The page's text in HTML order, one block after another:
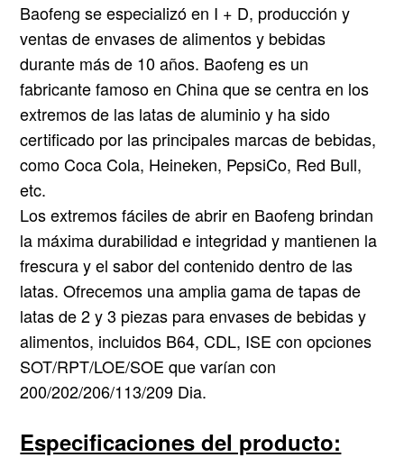
Baofeng se especializó en I + D, producción y
ventas de envases de alimentos y bebidas
durante más de 10 años. Baofeng es un
fabricante famoso en China que se centra en los
extremos de las latas de aluminio y ha sido
certificado por las principales marcas de bebidas,
como Coca Cola, Heineken, PepsiCo, Red Bull,
etc.
Los extremos fáciles de abrir en Baofeng brindan
la máxima durabilidad e integridad y mantienen la
frescura y el sabor del contenido dentro de las
latas. Ofrecemos una amplia gama de tapas de
latas de 2 y 3 piezas para envases de bebidas y
alimentos, incluidos B64, CDL, ISE con opciones
SOT/RPT/LOE/SOE que varían con
200/202/206/113/209 Dia.
Especificaciones del producto: